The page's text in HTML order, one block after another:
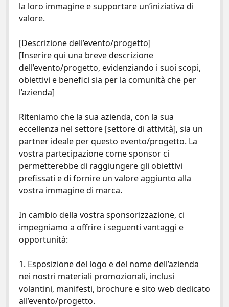
la loro immagine e supportare un’iniziativa di
valore.
[Descrizione dell’evento/progetto]
[Inserire qui una breve descrizione
dell’evento/progetto, evidenziando i suoi scopi,
obiettivi e benefici sia per la comunità che per
l’azienda]
Riteniamo che la sua azienda, con la sua
eccellenza nel settore [settore di attività], sia un
partner ideale per questo evento/progetto. La
vostra partecipazione come sponsor ci
permetterebbe di raggiungere gli obiettivi
prefissati e di fornire un valore aggiunto alla
vostra immagine di marca.
In cambio della vostra sponsorizzazione, ci
impegniamo a offrire i seguenti vantaggi e
opportunità:
1. Esposizione del logo e del nome dell’azienda
nei nostri materiali promozionali, inclusi
volantini, manifesti, brochure e sito web dedicato
all’evento/progetto.